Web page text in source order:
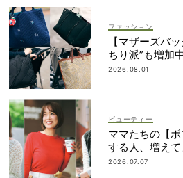
ファッション
【マザーズバ
ちり派”も増加
は？
2026.08.01
ビューティー
ママたちの【
する人、増え
全部見せ
2026.07.07